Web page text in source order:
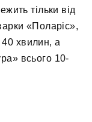
тільки від
«Поларіс»,
хвилин, а
всього 10-